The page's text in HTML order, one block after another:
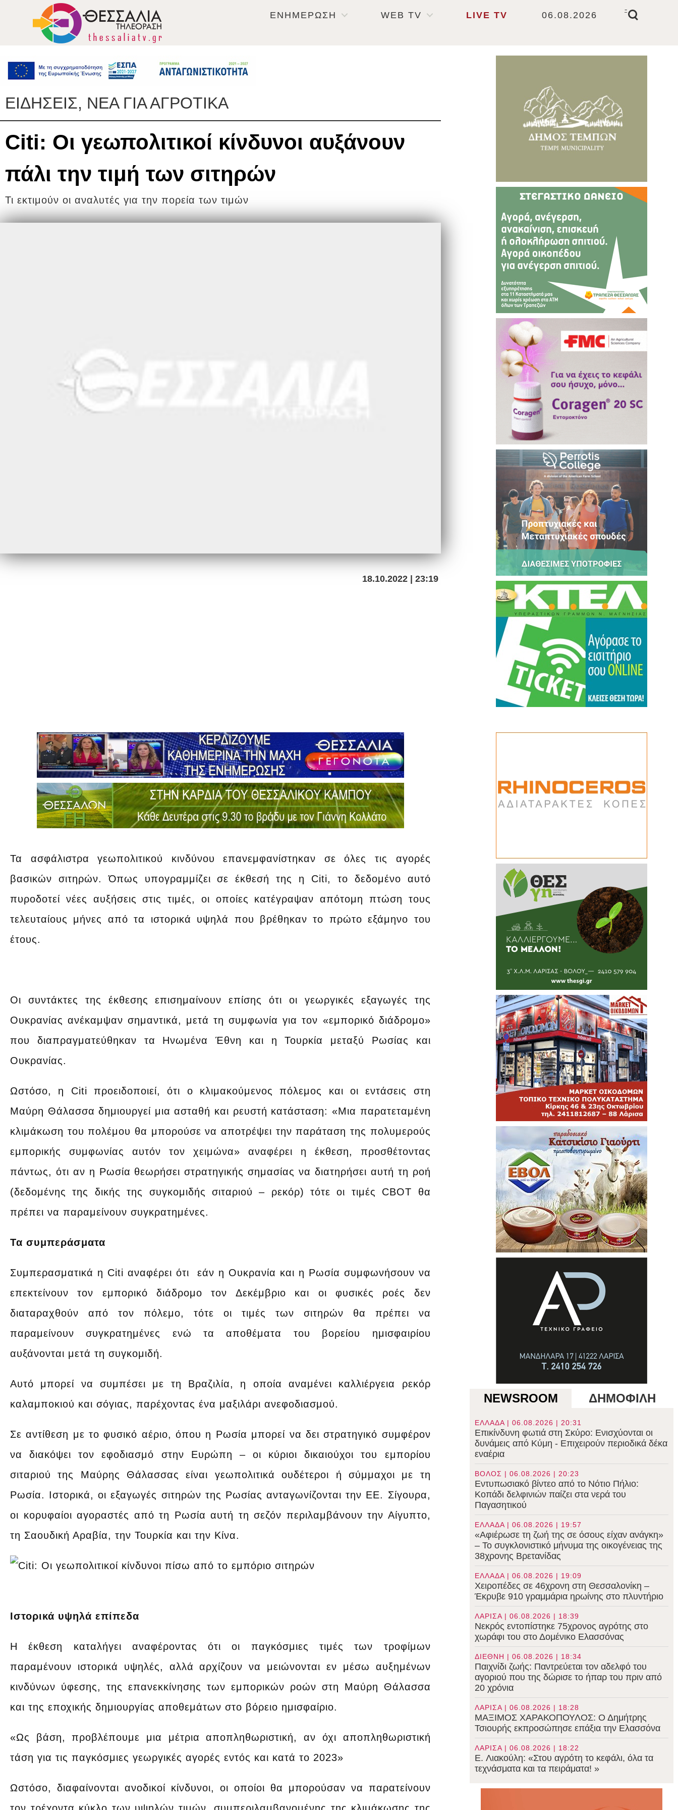
ΕΝΗΜΕΡΩΣΗ WEB TV LIVE TV 06.08.2026
-
ΕΙΔΗΣΕΙΣ, ΝΕΑ ΓΙΑ ΑΓΡΟΤΙΚΑ
Citi: Οι γεωπολιτικοί κίνδυνοι αυξάνουν
πάλι την τιμή των σιτηρών
Τι εκτιμούν οι αναλυτές για την πορεία των τιμών
18.10.2022 | 23:19
Τα ασφάλιστρα γεωπολιτικού κινδύνου επανεμφανίστηκαν σε όλες τις αγορές
βασικών σιτηρών. Όπως υπογραμμίζει σε έκθεσή της η Citi, το δεδομένο αυτό
πυροδοτεί νέες αυξήσεις στις τιμές, οι οποίες κατέγραψαν απότομη πτώση τους
τελευταίους μήνες από τα ιστορικά υψηλά που βρέθηκαν το πρώτο εξάμηνο του
έτους.
Οι συντάκτες της έκθεσης επισημαίνουν επίσης ότι οι γεωργικές εξαγωγές της
Ουκρανίας ανέκαμψαν σημαντικά, μετά τη συμφωνία για τον «εμπορικό διάδρομο»
που διαπραγματεύθηκαν τα Ηνωμένα Έθνη και η Τουρκία μεταξύ Ρωσίας και
Ουκρανίας.
Ωστόσο, η Citi προειδοποιεί, ότι ο κλιμακούμενος πόλεμος και οι εντάσεις στη
Μαύρη Θάλασσα δημιουργεί μια ασταθή και ρευστή κατάσταση: «Μια παρατεταμένη
κλιμάκωση του πολέμου θα μπορούσε να αποτρέψει την παράταση της πολυμερούς
εμπορικής συμφωνίας αυτόν τον χειμώνα» αναφέρει η έκθεση, προσθέτοντας
πάντως, ότι αν η Ρωσία θεωρήσει στρατηγικής σημασίας να διατηρήσει αυτή τη ροή
(δεδομένης της δικής της συγκομιδής σιταριού – ρεκόρ) τότε οι τιμές CBOT θα
πρέπει να παραμείνουν συγκρατημένες.
Τα συμπεράσματα
Συμπερασματικά η Citi αναφέρει ότι εάν η Ουκρανία και η Ρωσία συμφωνήσουν να
επεκτείνουν τον εμπορικό διάδρομο τον Δεκέμβριο και οι φυσικές ροές δεν
διαταραχθούν από τον πόλεμο, τότε οι τιμές των σιτηρών θα πρέπει να
παραμείνουν συγκρατημένες ενώ τα αποθέματα του βορείου ημισφαιρίου
αυξάνονται μετά τη συγκομιδή.
Αυτό μπορεί να συμπέσει με τη Βραζιλία, η οποία αναμένει καλλιέργεια ρεκόρ
καλαμποκιού και σόγιας, παρέχοντας ένα μαξιλάρι ανεφοδιασμού.
Σε αντίθεση με το φυσικό αέριο, όπου η Ρωσία μπορεί να δει στρατηγικό συμφέρον
να διακόψει τον εφοδιασμό στην Ευρώπη – οι κύριοι δικαιούχοι του εμπορίου
σιταριού της Μαύρης Θάλασσας είναι γεωπολιτικά ουδέτεροι ή σύμμαχοι με τη
Ρωσία. Ιστορικά, οι εξαγωγές σιτηρών της Ρωσίας ανταγωνίζονται την ΕΕ. Σίγουρα,
οι κορυφαίοι αγοραστές από τη Ρωσία αυτή τη σεζόν περιλαμβάνουν την Αίγυπτο,
τη Σαουδική Αραβία, την Τουρκία και την Κίνα.
Ιστορικά υψηλά επίπεδα
Η έκθεση καταλήγει αναφέροντας ότι οι παγκόσμιες τιμές των τροφίμων
παραμένουν ιστορικά υψηλές, αλλά αρχίζουν να μειώνονται εν μέσω αυξημένων
κινδύνων ύφεσης, της επανεκκίνησης των εμπορικών ροών στη Μαύρη Θάλασσα
και της εποχικής δημιουργίας αποθεμάτων στο βόρειο ημισφαίριο.
«Ως βάση, προβλέπουμε μια μέτρια αποπληθωριστική, αν όχι αποπληθωριστική
τάση για τις παγκόσμιες γεωργικές αγορές εντός και κατά το 2023»
Ωστόσο, διαφαίνονται ανοδικοί κίνδυνοι, οι οποίοι θα μπορούσαν να παρατείνουν
NEWSROOM ΔΗΜΟΦΙΛΗ
ΕΛΛΑΔΑ | 06.08.2026 | 20:31
Επικίνδυνη φωτιά στη Σκύρο: Ενισχύονται οι
δυνάμεις από Κύμη - Επιχειρούν περιοδικά δέκα
εναέρια
ΒΟΛΟΣ | 06.08.2026 | 20:23
Εντυπωσιακό βίντεο από το Νότιο Πήλιο:
Κοπάδι δελφινιών παίζει στα νερά του
Παγασητικού
ΕΛΛΑΔΑ | 06.08.2026 | 19:57
«Αφιέρωσε τη ζωή της σε όσους είχαν ανάγκη»
– Το συγκλονιστικό μήνυμα της οικογένειας της
38χρονης Βρετανίδας
ΕΛΛΑΔΑ | 06.08.2026 | 19:09
Χειροπέδες σε 46χρονη στη Θεσσαλονίκη –
Έκρυβε 910 γραμμάρια ηρωίνης στο πλυντήριο
ΛΑΡΙΣΑ | 06.08.2026 | 18:39
Νεκρός εντοπίστηκε 75χρονος αγρότης στο
χωράφι του στο Δομένικο Ελασσόνας
ΔΙΕΘΝΗ | 06.08.2026 | 18:34
Παιχνίδι ζωής: Παντρεύεται τον αδελφό του
αγοριού που της δώρισε το ήπαρ του πριν από
20 χρόνια
ΛΑΡΙΣΑ | 06.08.2026 | 18:28
ΜΑΞΙΜΟΣ ΧΑΡΑΚΟΠΟΥΛΟΣ: Ο Δημήτρης
Τσιουρής εκπροσώπησε επάξια την Ελασσόνα
ΛΑΡΙΣΑ | 06.08.2026 | 18:22
E. Λιακούλη: «Στου αγρότη το κεφάλι, όλα τα
τεχνάσματα και τα πειράματα! »